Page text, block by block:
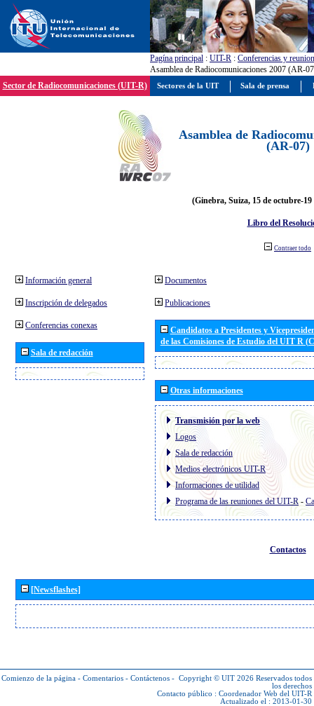
Pagína principal : UIT-R : Conferencias y
Asamblea de Radiocomunicaciones 2007 (AR-
Sector de Radiocomunicaciones (UIT-R)
Asamblea de
(AR-07)
(Ginebra, Suiza, 15 de octubre-19
Libro del
Contraer todo
Información general
Inscripción de delegados
Conferencias conexas
Sala de redacción
Documentos
Publicaciones
Candidatos a Presidentes y
de las Comisiones de Estudio del UIT R
Otras informaciones
Transmisión por la web
Logos
Sala de redacción
Medios electrónicos UIT-R
Informaciones de utilidad
Programa de las reuniones del UIT-R-
Contactos
[Newsflashes]
Comienzo de la página - Comentarios - Contáctenos - Copyright © UIT 2026 Reservados todos
los derechos
Contacto público : Coordenador Web del UIT-R
Actualizado el : 2013-01-30
Sectores de la UIT Sala de prensa